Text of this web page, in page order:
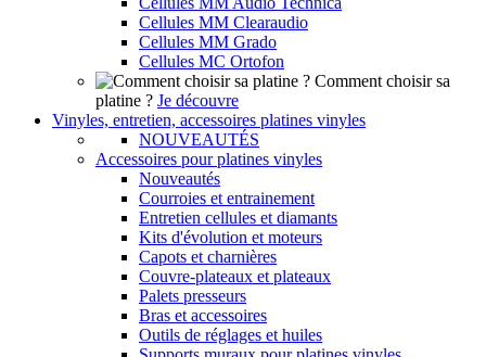
Cellules MM Clearaudio
Cellules MM Grado
Cellules MC Ortofon
Comment choisir sa
platine ? Je découvre
Vinyles, entretien, accessoires platines vinyles
NOUVEAUTÉS
Accessoires pour platines vinyles
Nouveautés
Courroies et entrainement
Entretien cellules et diamants
Kits d'évolution et moteurs
Capots et charnières
Couvre-plateaux et plateaux
Palets presseurs
Bras et accessoires
Outils de réglages et huiles